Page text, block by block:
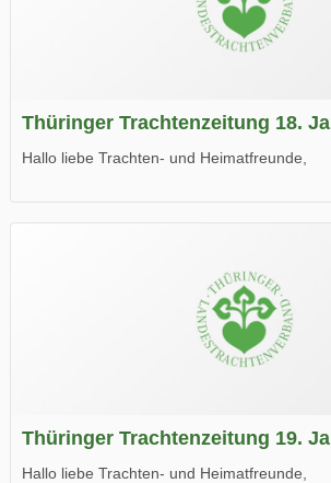
Thüringer Trachtenzeitung 18.
Hallo liebe Trachten- und Heimatfreunde,
Wir wünschen Euch viel Spaß beim Lesen.
Thüringer Trachtenzeitung 19.
Hallo liebe Trachten- und Heimatfreunde,